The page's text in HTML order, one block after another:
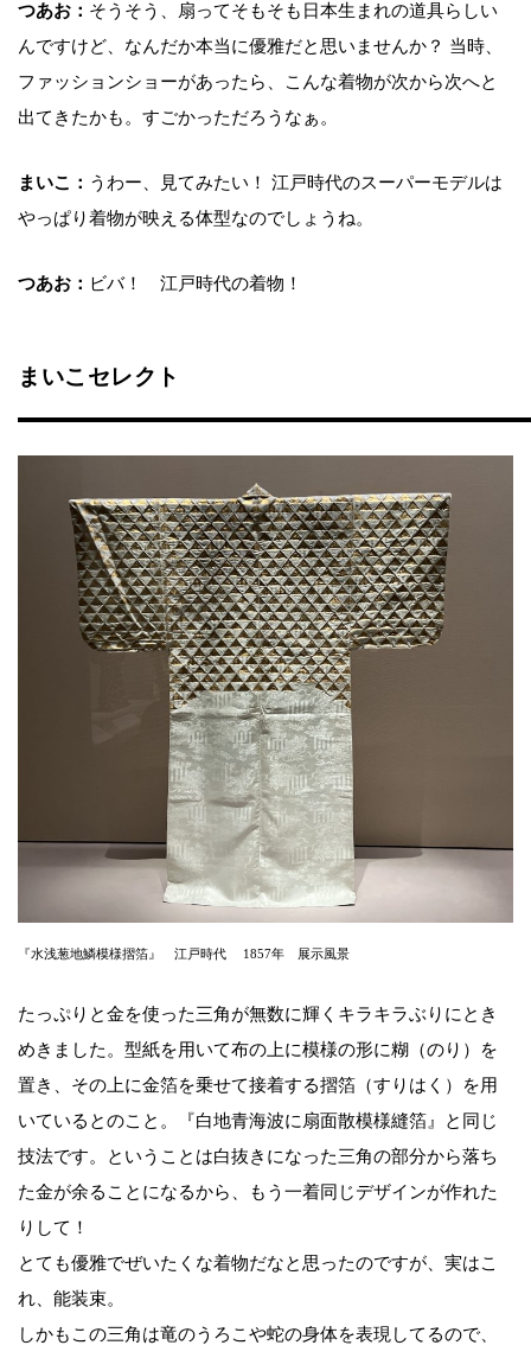
つあお： そうそう、扇ってそもそも日本生まれの道具らしい
んですけど、なんだか本当に優雅だと思いませんか？ 当時、
ファッションショーがあったら、こんな着物が次から次へと
出てきたかも。すごかっただろうなぁ。
まいこ： うわー、見てみたい！ 江戸時代のスーパーモデルは
やっぱり着物が映える体型なのでしょうね。
つあお： ビバ！ 江戸時代の着物！
まいこセレクト
『水浅葱地鱗模様摺箔』 江戸時代 1857年 展示風景
たっぷりと金を使った三角が無数に輝くキラキラぶりにとき
めきました。型紙を用いて布の上に模様の形に糊（のり）を
置き、その上に金箔を乗せて接着する摺箔（すりはく）を用
いているとのこと。『白地青海波に扇面散模様縫箔』と同じ
技法です。ということは白抜きになった三角の部分から落ち
た金が余ることになるから、もう一着同じデザインが作れた
りして！
とても優雅でぜいたくな着物だなと思ったのですが、実はこ
れ、能装束。
しかもこの三角は竜のうろこや蛇の身体を表現してるので、